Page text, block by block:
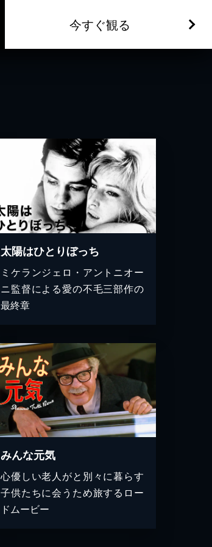
今すぐ観る
太陽はひとりぼっち
ミケランジェロ・アントニオー
ニ監督による愛の不毛三部作の
最終章
みんな元気
心優しい老人がと別々に暮らす
子供たちに会うため旅するロー
ドムービー